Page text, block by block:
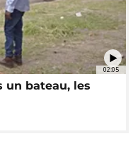
02:05
un bateau, les